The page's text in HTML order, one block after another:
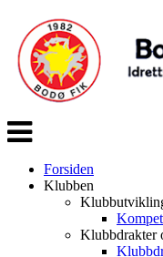
Veksle
navigasjon
Forsiden
Klubben
Klubbdrakter